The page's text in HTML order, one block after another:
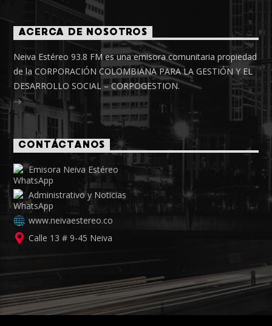
ACERCA DE NOSOTROS
Neiva Estéreo 93.8 FM es una emisora comunitaria propiedad
de la CORPORACIÓN COLOMBIANA PARA LA GESTIÓN Y EL
DESARROLLO SOCIAL – CORPOGESTION.
CONTÁCTANOS
Emisora Neiva Estéreo
Administrativo y Noticias
www.neivaestereo.co
Calle 13 # 9-45 Neiva